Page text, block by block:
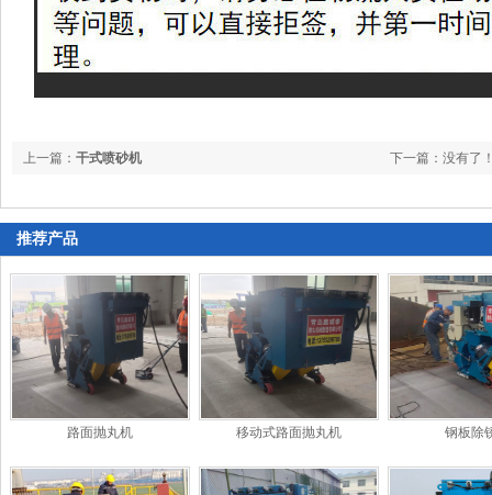
下一篇：没有了
上一篇： 干式喷砂机
推荐产品
路面抛丸机 移动式路面抛丸机 钢板除